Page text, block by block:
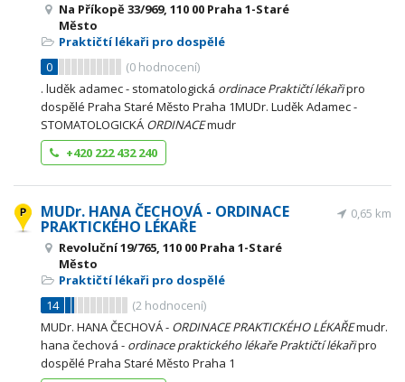
Na Příkopě 33/969, 110 00 Praha 1-Staré
Město
Praktičtí lékaři pro dospělé
0
(0 hodnocení)
. luděk adamec - stomatologická ordinace Praktičtí lékařipro
dospělé Praha Staré Město Praha 1MUDr. Luděk Adamec -
STOMATOLOGICKÁ ORDINACEmudr
+420 222 432 240
MUDr. HANA ČECHOVÁ - ORDINACE
PRAKTICKÉHO LÉKAŘE
Revoluční 19/765, 110 00 Praha 1-Staré
Město
Praktičtí lékaři pro dospělé
14
(2 hodnocení)
0,65 km
MUDr. HANA ČECHOVÁ - ORDINACE PRAKTICKÉHO LÉKAŘEmudr.
hana čechová - ordinace praktického lékaře Praktičtí lékařipro
dospělé Praha Staré Město Praha 1